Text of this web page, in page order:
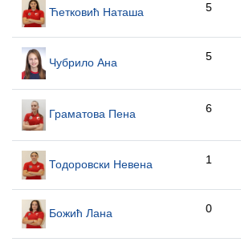
Ћетковић Наташа 5
Чубрило Ана 5
Граматова Пена 6
Тодоровски Невена 1
Божић Лана 0